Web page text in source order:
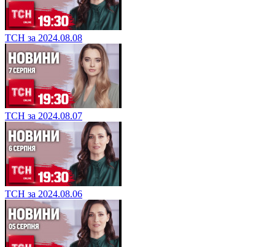
ТСН за 2024.08.08
ТСН за 2024.08.07
ТСН за 2024.08.06